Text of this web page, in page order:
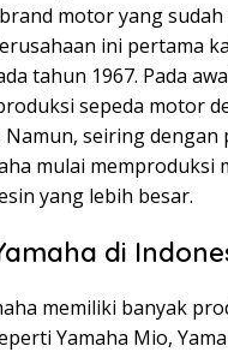
motor yang
ini pertama
tahun 1967. Pada
sepeda motor
Namun, seiring
mulai memproduksi
yang lebih besar.
di
memiliki banyak
Yamaha Mio,